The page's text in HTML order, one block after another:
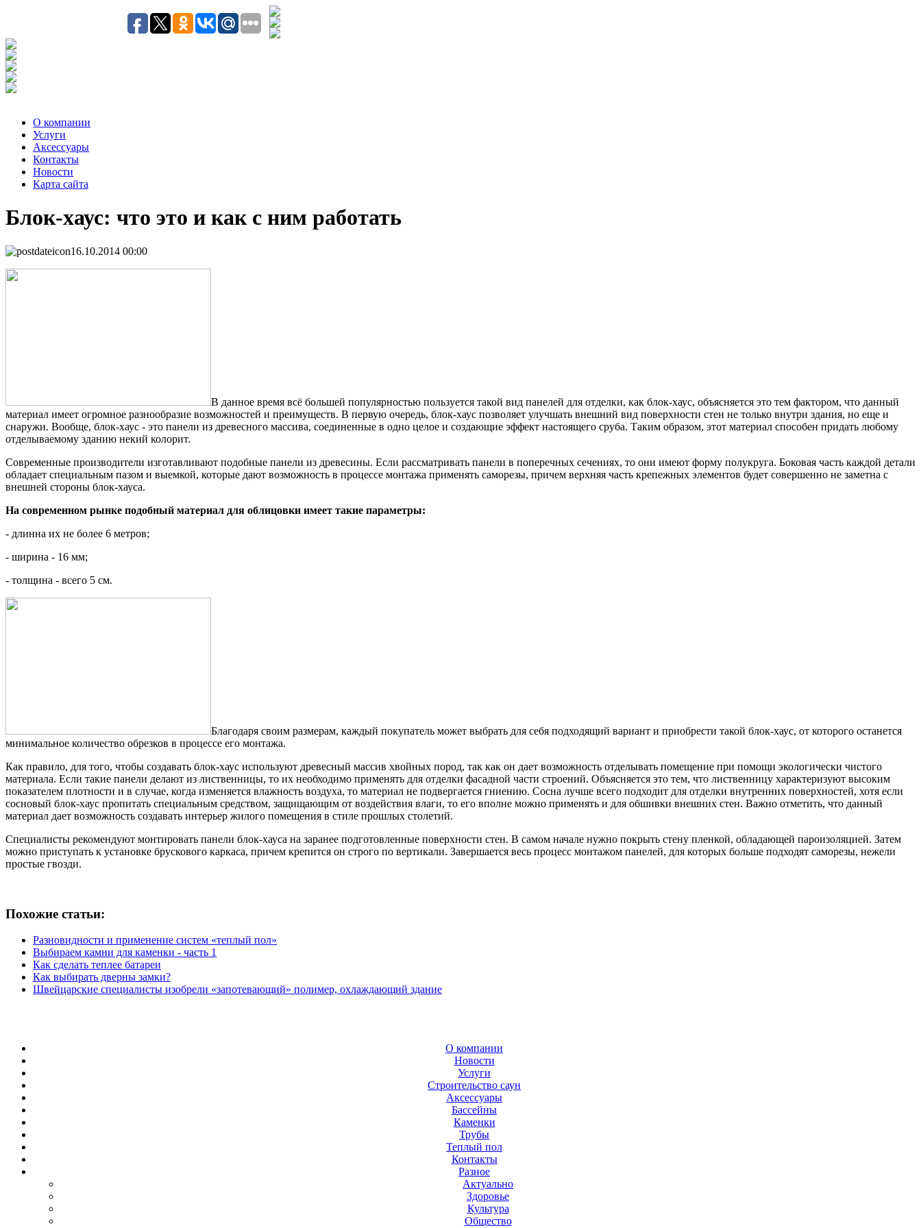
О компании
Услуги
Аксесcуары
Контакты
Новости
Карта сайта
Блок-хаус: что это и как с ним работать
16.10.2014 00:00
В данное время всё большей популярностью пользуется такой вид панелей для отделки, как блок-хаус, объясняется это тем фактором, что данный
материал имеет огромное разнообразие возможностей и преимуществ. В первую очередь, блок-хаус позволяет улучшать внешний вид поверхности стен не только внутри здания, но еще и
снаружи. Вообще, блок-хаус - это панели из древесного массива, соединенные в одно целое и создающие эффект настоящего сруба. Таким образом, этот материал способен придать любому
отделываемому зданию некий колорит.
Современные производители изготавливают подобные панели из древесины. Если рассматривать панели в поперечных сечениях, то они имеют форму полукруга. Боковая часть каждой детали
обладает специальным пазом и выемкой, которые дают возможность в процессе монтажа применять саморезы, причем верхняя часть крепежных элементов будет совершенно не заметна с
внешней стороны блок-хауса.
На современном рынке подобный материал для облицовки имеет такие параметры:
- длинна их не более 6 метров;
- ширина - 16 мм;
- толщина - всего 5 см.
Благодаря своим размерам, каждый покупатель может выбрать для себя подходящий вариант и приобрести такой блок-хаус, от которого останется
минимальное количество обрезков в процессе его монтажа.
Как правило, для того, чтобы создавать блок-хаус используют древесный массив хвойных пород, так как он дает возможность отделывать помещение при помощи экологически чистого
материала. Если такие панели делают из лиственницы, то их необходимо применять для отделки фасадной части строений. Объясняется это тем, что лиственницу характеризуют высоким
показателем плотности и в случае, когда изменяется влажность воздуха, то материал не подвергается гниению. Сосна лучше всего подходит для отделки внутренних поверхностей, хотя если
сосновый блок-хаус пропитать специальным средством, защищающим от воздействия влаги, то его вполне можно применять и для обшивки внешних стен. Важно отметить, что данный
материал дает возможность создавать интерьер жилого помещения в стиле прошлых столетий.
Специалисты рекомендуют монтировать панели блок-хауса на заранее подготовленные поверхности стен. В самом начале нужно покрыть стену пленкой, обладающей пароизоляцией. Затем
можно приступать к установке брускового каркаса, причем крепится он строго по вертикали. Завершается весь процесс монтажом панелей, для которых больше подходят саморезы, нежели
простые гвозди.
Похожие статьи:
Разновидности и применение систем «теплый пол»
Выбираем камни для каменки - часть 1
Как сделать теплее батареи
Как выбирать дверны замки?
Швейцарские специалисты изобрели «запотевающий» полимер, охлаждающий здание
О компании
Новости
Услуги
Строительство саун
Аксесcуары
Бассейны
Каменки
Трубы
Теплый пол
Контакты
Разное
Актуально
Здоровье
Культура
Общество